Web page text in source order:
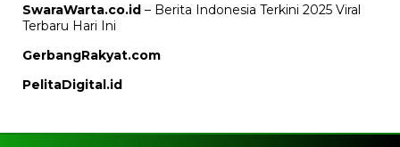
SwaraWarta.co.id – Berita Indonesia Terkini 2025 Viral
Terbaru Hari Ini
GerbangRakyat.com
PelitaDigital.id